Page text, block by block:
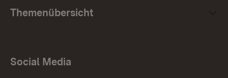
Themenübersicht
Social Media